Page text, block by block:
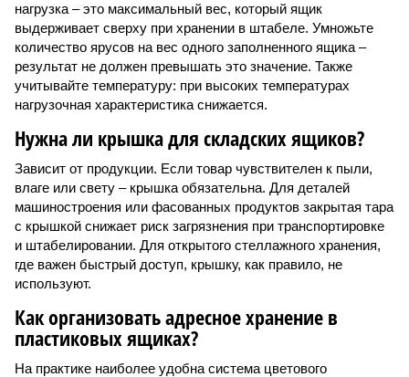
нагрузка – это максимальный вес, который ящик
выдерживает сверху при хранении в штабеле. Умножьте
количество ярусов на вес одного заполненного ящика –
результат не должен превышать это значение. Также
учитывайте температуру: при высоких температурах
нагрузочная характеристика снижается.
Нужна ли крышка для складских ящиков?
Зависит от продукции. Если товар чувствителен к пыли,
влаге или свету – крышка обязательна. Для деталей
машиностроения или фасованных продуктов закрытая тара
с крышкой снижает риск загрязнения при транспортировке
и штабелировании. Для открытого стеллажного хранения,
где важен быстрый доступ, крышку, как правило, не
используют.
Как организовать адресное хранение в
пластиковых ящиках?
На практике наиболее удобна система цветового